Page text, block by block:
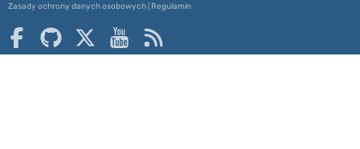
Zasady ochrony danych osobowych Regulamin